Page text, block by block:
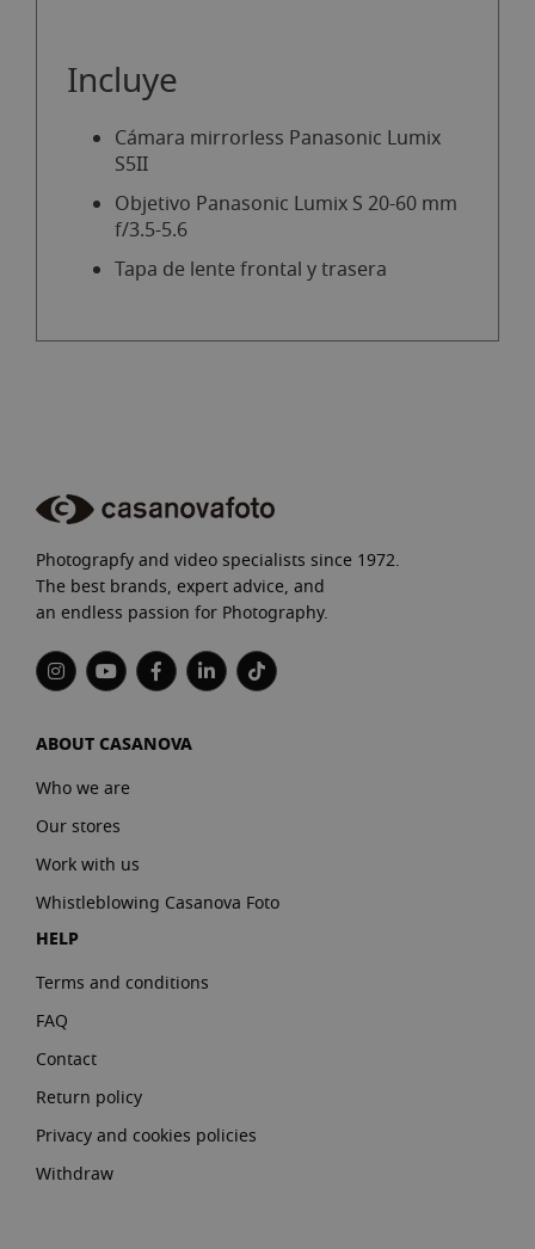
Incluye
Cámara mirrorless Panasonic Lumix
S5II
Objetivo Panasonic Lumix S 20-60 mm
f/3.5-5.6
Tapa de lente frontal y trasera
Photograpfy and video specialists since 1972.
The best brands, expert advice, and
an endless passion for Photography.
ABOUT CASANOVA
Who we are
Our stores
Work with us
Whistleblowing Casanova Foto
HELP
Terms and conditions
FAQ
Contact
Return policy
Privacy and cookies policies
Withdraw